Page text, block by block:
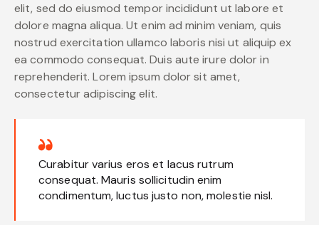
elit, sed do eiusmod tempor incididunt ut labore et
dolore magna aliqua. Ut enim ad minim veniam, quis
nostrud exercitation ullamco laboris nisi ut aliquip ex
ea commodo consequat. Duis aute irure dolor in
reprehenderit. Lorem ipsum dolor sit amet,
consectetur adipiscing elit.
Curabitur varius eros et lacus rutrum
consequat. Mauris sollicitudin enim
condimentum, luctus justo non, molestie nisl.